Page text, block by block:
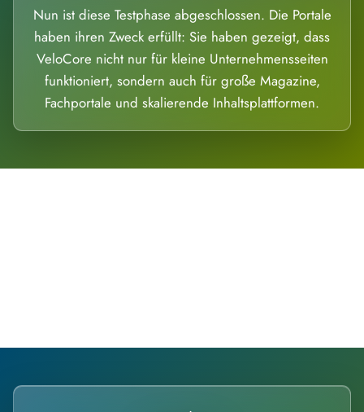
Nun ist diese Testphase abgeschlossen. Die Portale
haben ihren Zweck erfüllt: Sie haben gezeigt, dass
VeloCore nicht nur für kleine Unternehmensseiten
funktioniert, sondern auch für große Magazine,
Fachportale und skalierende Inhaltsplattformen.